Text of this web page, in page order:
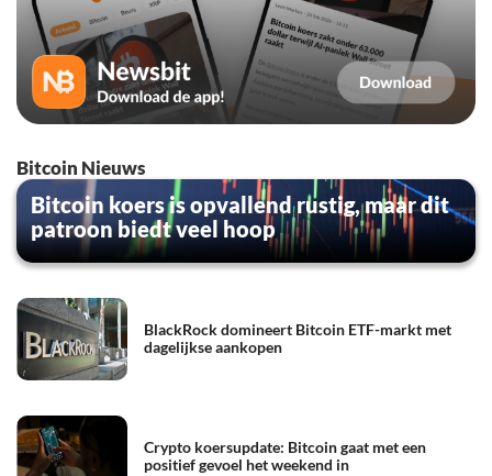
Bitcoin Nieuws
Bitcoin koers is opvallend rustig, maar dit
patroon biedt veel hoop
BlackRock domineert Bitcoin ETF-markt met
dagelijkse aankopen
Crypto koersupdate: Bitcoin gaat met een
positief gevoel het weekend in